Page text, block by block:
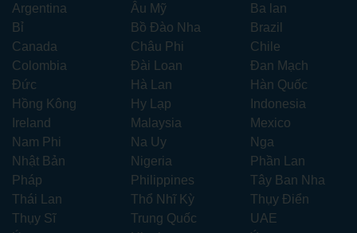
Argentina
Âu Mỹ
Ba lan
Bỉ
Bồ Đào Nha
Brazil
Canada
Châu Phi
Chile
Colombia
Đài Loan
Đan Mạch
Đức
Hà Lan
Hàn Quốc
Hồng Kông
Hy Lạp
Indonesia
Ireland
Malaysia
Mexico
Nam Phi
Na Uy
Nga
Nhật Bản
Nigeria
Phần Lan
Pháp
Philippines
Tây Ban Nha
Thái Lan
Thổ Nhĩ Kỳ
Thụy Điển
Thụy Sĩ
Trung Quốc
UAE